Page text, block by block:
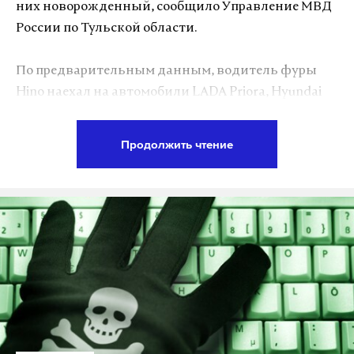
компании поставки оборудования на полуостров.
Севастопольской и Симферопольской ТЭС
«Интеравтоматика». Более 45% акции компании
владеет Siemens. Немецкая компания хочет
Напомним, пресс-секретарь президента Дмитрий
Песков
сообщил
10 июля, что турбины
произведены и собраны в России. В
«Технопромэкспорте» заявили, что четыре
комплекта газотурбинных установок купили на
вторичном рынке и модернизировали их в России.
13 июля агентство Reuters
сообщило
о поставке
них новорожденный, сообщило Управление МВД
России по Тульской области.
По предварительным данным, водитель фуры
Hino наехал на автомобили LADA Priora, Hyundai
Видео с места происшествия выложил телеканал
«Первый Тульский».
Также 13 июля произошла массовая авария под
Новгородом с участием шести автомобилей, в
результате чего погибли три человека, трое других
госпитализированы.
Продолжить чтение